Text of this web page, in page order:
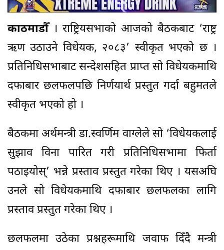
काठमाडौँ । राष्ट्रियसभाको आजको बैठकबाट ‘राष्ट्र
ऋण उठाउने विधेयक, २०८३’ स्वीकृत भएको छ ।
प्रतिनिधिसभाबाट सन्देशसहित प्राप्त सो विधेयकमाथि
दफाबार छलफलपछि निर्णयार्थ प्रस्तुत गर्दा बहुमतले
स्वीकृत भएको हो ।
बैठकमा अर्थमन्त्री डा.स्वर्णिम वाग्लेले सो ‘विधेयकलाई
सुझाव विना पारित गरी प्रतिनिधिसभामा फिर्ता
पठाइयोस्’ भन्ने प्रस्ताव प्रस्तुत गरेका थिए । यसअघि
उनले सो विधेयकमाथि दफाबार छलफलका लागि
प्रस्ताव प्रस्तुत गरेका थिए ।
छलफलमा उठेका प्रश्नहरूमाथि जवाफ दिँदै मन्त्री